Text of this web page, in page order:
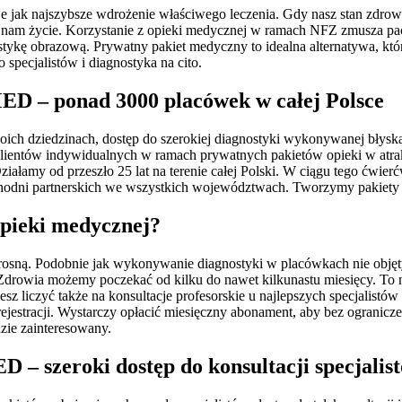
najszybsze wdrożenie właściwego leczenia. Gdy nasz stan
życie. Korzystanie z opieki medycznej w ramach NFZ zmusza
obrazową. Prywatny pakiet medyczny to idealna alternatywa,
specjalistów i diagnostyka na cito.
– ponad 3000 placówek w całej Polsce
dziedzinach, dostęp do szerokiej diagnostyki wykonywanej
indywidualnych w ramach prywatnych pakietów opieki w
od przeszło 25 lat na terenie całej Polski. W ciągu tego
partnerskich we wszystkich województwach. Tworzymy
medycznej?
Podobnie jak wykonywanie diagnostyki w placówkach nie
możemy poczekać od kilku do nawet kilkunastu miesięcy.
liczyć także na konsultacje profesorskie u najlepszych
Wystarczy opłacić miesięczny abonament, aby bez
zainteresowany.
– szeroki dostęp do konsultacji